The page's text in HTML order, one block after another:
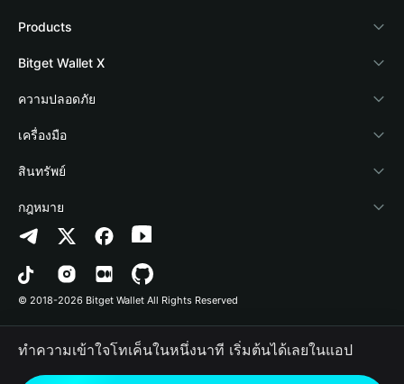
เกี่ยวกับ Bitget Wallet
Blog
Academy
ข่าวสารด้านคริปโต
ศูนย์ช่วยเหลือ
ติดต่อเรา
ทรัพยากรข้อมูลของแบรนด์
อาชีพ
Products
Crypto Card
Stablecoin Earn
Payfi Crypto
Crypto Swap API
Altcoin Season Index
Prediction Markets
DApp
RWA
Bitget Wallet X
นักพัฒนา
เชื่อมต่อ Wallet
Bitget Wallet Pay
ลิสต์โปรเจกต์
ความปลอดภัย
Protection Fund
เทคโนโลยีความปลอดภัย
เครื่องมือ
ซื้อคริปโต
การตรวจจับการอนุญาต
การตรวจจับสัญญา
การโอนเป็นชุด
สินทรัพย์
Arbitrum
Avalanche
Bitcoin
Polygon
กฎหมาย
นโยบายความเป็นส่วนตัว
ข้อตกลงในการใช้บริการ
© 2018-2026 Bitget Wallet All Rights Reserved
ทำความเข้าใจโทเค็นในหนึ่งนาที เริ่มต้นได้เลยในแอป